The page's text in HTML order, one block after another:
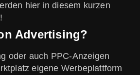
hier in diesem kurzen
Advertising?
oder auch PPC-Anzeigen
eigene Werbeplattform